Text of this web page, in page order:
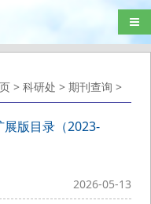
导
> 科研处 > 期刊查询 >
展版目录（2023-
2026-05-13